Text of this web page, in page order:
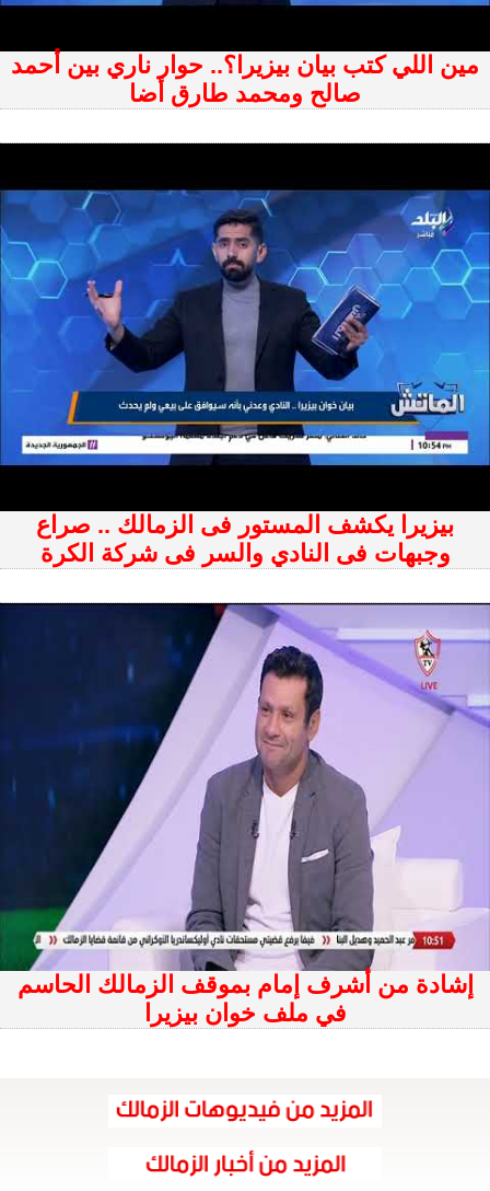
مين اللي كتب بيان بيزيرا؟.. حوار ناري بين أحمد
صالح ومحمد طارق أضا
بيزيرا يكشف المستور فى الزمالك .. صراع
وجبهات فى النادي والسر فى شركة الكرة
إشادة من أشرف إمام بموقف الزمالك الحاسم
في ملف خوان بيزيرا